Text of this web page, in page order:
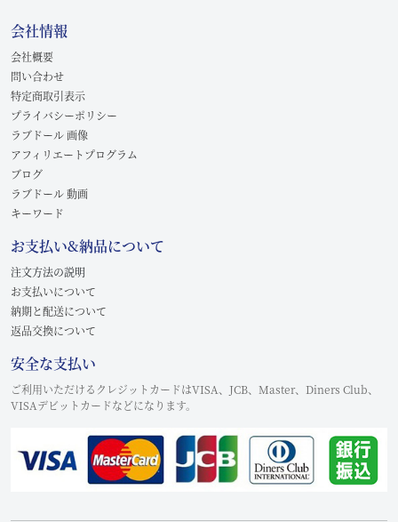
会社情報
会社概要
問い合わせ
特定商取引表示
プライバシーポリシー
ラブドール 画像
アフィリエートプログラム
ブログ
ラブドール 動画
キーワード
お支払い&納品について
注文方法の説明
お支払いについて
納期と配送について
返品交換について
安全な支払い
ご利用いただけるクレジットカードはVISA、JCB、Master、Diners Club、
VISAデビットカードなどになります。